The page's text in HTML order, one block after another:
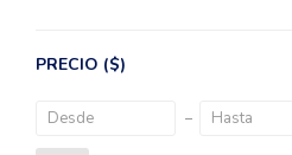
PRECIO ($)